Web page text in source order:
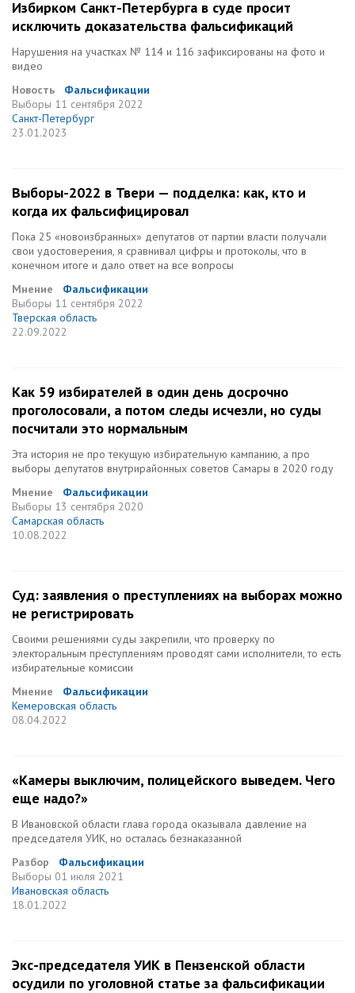
Избирком Санкт-Петербурга в суде просит
исключить доказательства фальсификаций
Нарушения на участках № 114 и 116 зафиксированы на фото и
видео
Новость
Фальсификации
Выборы 11 сентября 2022
Санкт-Петербург
23.01.2023
Выборы-2022 в Твери — подделка: как, кто и
когда их фальсифицировал
Пока 25 «новоизбранных» депутатов от партии власти получали
свои удостоверения, я сравнивал цифры и протоколы, что в
конечном итоге и дало ответ на все вопросы
Мнение
Фальсификации
Выборы 11 сентября 2022
Тверская область
22.09.2022
Как 59 избирателей в один день досрочно
проголосовали, а потом следы исчезли, но суды
посчитали это нормальным
Эта история не про текущую избирательную кампанию, а про
выборы депутатов внутрирайонных советов Самары в 2020 году
Мнение
Фальсификации
Выборы 13 сентября 2020
Самарская область
10.08.2022
Суд: заявления о преступлениях на выборах можно
не регистрировать
Своими решениями суды закрепили, что проверку по
электоральным преступлениям проводят сами исполнители, то есть
избирательные комиссии
Мнение
Фальсификации
Кемеровская область
08.04.2022
«Камеры выключим, полицейского выведем. Чего
еще надо?»
В Ивановской области глава города оказывала давление на
председателя УИК, но осталась безнаказанной
Разбор
Фальсификации
Выборы 01 июля 2021
Ивановская область
18.01.2022
Экс-председателя УИК в Пензенской области
осудили по уголовной статье за фальсификации